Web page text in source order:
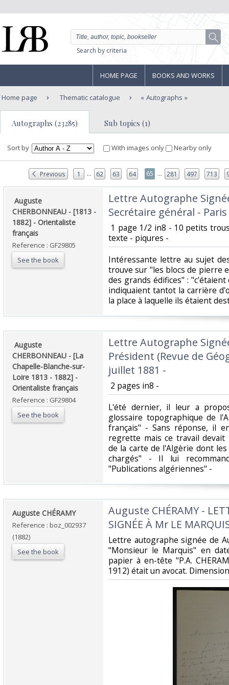
Search by criteria
HOME PAGE BOOKS AND WORKS
Home page Thematic catalogue Autographs
Autographs (23285) Sub topics (1)
Sort by With images only Nearby only
Previous 1 ... 62 63 64 65 ... 281 497 713
‎ Auguste
CHERBONNEAU - [1813 -
1882] - Orientaliste
français‎
Reference : GF29805
See the book
‎Lettre Autographe
Secrétaire général -
1 page 1/2 in8 - 10 petits
texte - piqures -‎
‎Intéressante lettre au sujet
trouve sur "les blocs de pierre
des grands édifices" :
indiquaient tantot la carrière
la place à laquelle ils étaient
‎ Auguste
CHERBONNEAU - [La
Chapelle-Blanche-sur-
Loire 1813 - 1882] -
Orientaliste français‎
Reference : GF29804
See the book
‎Lettre Autographe
Président (Revue de
juillet 1881 - ‎
‎ 2 pages in8 -‎
‎L'été dernier, il leur a
glossaire topographique de
français" - Sans réponse, il
regrette mais ce travail devait
de la carte de l'Algèrie dont
chargés" - Il lui
"Publications algériennes" - ‎
‎Auguste CHÉRAMY‎
Reference : boz_002937
(1882)
See the book
‎Auguste CHÉRAMY -
SIGNÉE À Mr LE
‎Lettre autographe signée de
"Monsieur le Marquis" en
papier à en-tête "P.A.
1912) était un avocat.